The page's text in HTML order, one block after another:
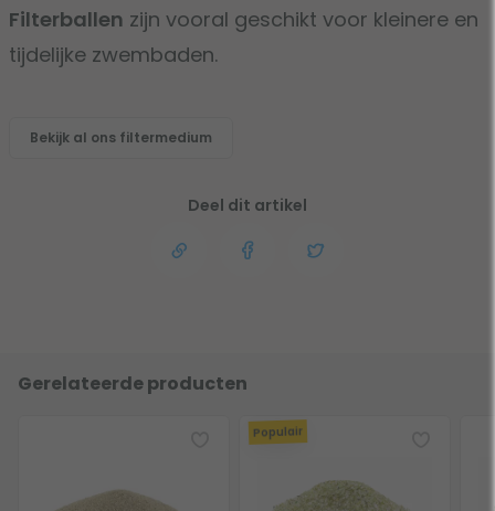
Filterballen zijn vooral geschikt voor kleinere en
tijdelijke zwembaden.
Bekijk al ons filtermedium
Deel dit artikel
Gerelateerde producten
Populair